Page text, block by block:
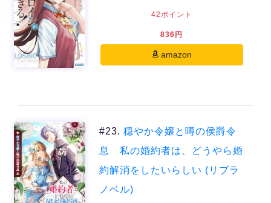
42ポイント
836円
amazon
#23.穏やか令嬢と噂の侯爵令
息 私の婚約者は、どうやら婚
約解消をしたいらしい (リブラ
ノベル)